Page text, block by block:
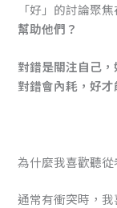
「好」的討論聚
幫助他們？
對錯是關注自己，
對錯會內耗，好
為什麼我喜歡聽從
通常有衝突時，